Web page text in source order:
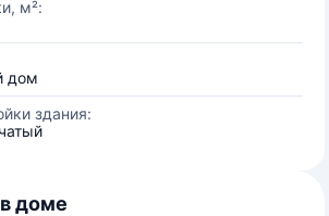
м²:
дом
здания:
доме